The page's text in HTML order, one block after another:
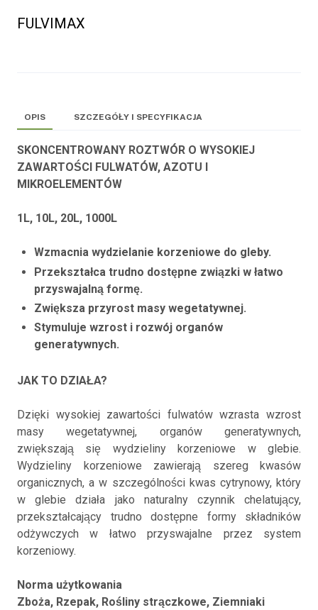
FULVIMAX
OPIS SZCZEGÓŁY I SPECYFIKACJA
SKONCENTROWANY ROZTWÓR O WYSOKIEJ
ZAWARTOŚCI FULWATÓW, AZOTU I
MIKROELEMENTÓW
1L, 10L, 20L, 1000L
Wzmacnia wydzielanie korzeniowe do gleby.
Przekształca trudno dostępne związki w łatwo
przyswajalną formę.
Zwiększa przyrost masy wegetatywnej.
Stymuluje wzrost i rozwój organów
generatywnych.
JAK TO DZIAŁA?
Dzięki wysokiej zawartości fulwatów wzrasta wzrost
masy wegetatywnej, organów generatywnych,
zwiększają się wydzieliny korzeniowe w glebie.
Wydzieliny korzeniowe zawierają szereg kwasów
organicznych, a w szczególności kwas cytrynowy, który
w glebie działa jako naturalny czynnik chelatujący,
przekształcający trudno dostępne formy składników
odżywczych w łatwo przyswajalne przez system
korzeniowy.
Norma użytkowania
Zboża, Rzepak, Rośliny strączkowe, Ziemniaki